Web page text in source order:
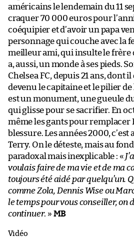
américains le lendemain du 11
craquer 70 000 euros pour
coéquipier et d’avoir un papa
personnage qui couche avec la
meilleur ami, qui insulte le frère
a, aussi, un monde à ses pieds.
Chelsea FC, depuis 21 ans, dont
devenu le capitaine et le pilier
est un monument, une gueule
qui glisse pour se sacrifier. En
même les gants pour remplacer
blessure. Les années 2000, c’est
Terry. On le déteste, mais au
paradoxal mais inexplicable : «
voulais faire de ma vie et de ma
toujours été aidé par quelqu’un.
comme Zola, Dennis Wise ou
le temps pour vous conseiller, on
continuer. » MB
Vidéo